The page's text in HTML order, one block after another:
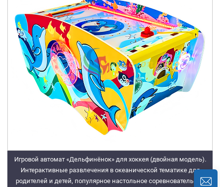
Игровой автомат «Дельфинёнок» для хоккея (двойная модель).
Интерактивные развлечения в океанической тематике для
родителей и детей, популярное настольное соревновательное